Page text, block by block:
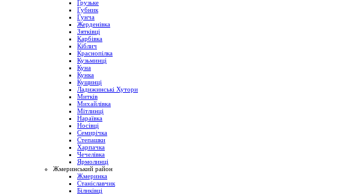
Грузьке
Губник
Гунча
Жерденівка
Зятківці
Карбівка
Кіблич
Краснопілка
Кузьминці
Куна
Кунка
Кущинці
Ладижинські Хутори
Митків
Михайлівка
Мітлинці
Нараївка
Носівці
Семирічка
Степашки
Харпачка
Чечелівка
Ярмолинці
Жмеринський район
Жмеринка
Станіславчик
Біликівці